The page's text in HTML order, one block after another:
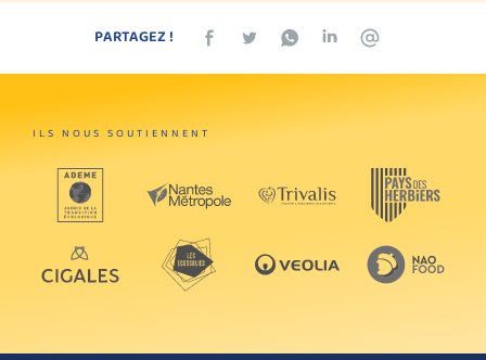
PARTAGEZ !
ILS NOUS SOUTIENNENT